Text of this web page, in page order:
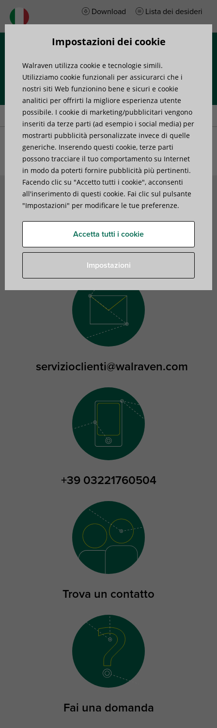
Download Lista dei desideri
Home»Tubi dell'energia
Notizie
Contattateci
servizioclienti@walraven.com
+39 03221760504
Trova un contatto
Fai una domanda
Impostazioni dei cookie
Walraven utilizza cookie e tecnologie simili.
Utilizziamo cookie funzionali per assicurarci che i
nostri siti Web funzionino bene e sicuri e cookie
analitici per offrirti la migliore esperienza utente
possibile. I cookie di marketing/pubblicitari vengono
inseriti da terze parti (ad esempio i social media) per
mostrarti pubblicità personalizzate invece di quelle
generiche. Inserendo questi cookie, terze parti
possono tracciare il tuo comportamento su Internet
in modo da poterti fornire pubblicità più pertinenti.
Facendo clic su "Accetto tutti i cookie", acconsenti
all'inserimento di questi cookie. Fai clic sul pulsante
"Impostazioni" per modificare le tue preferenze.
Accetta tutti i cookie
Impostazioni